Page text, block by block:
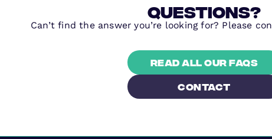
questions?
Can’t find the answer you’re looking for? Please
Read all our FAQs
contact